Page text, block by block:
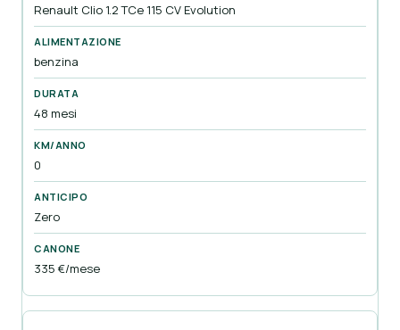
Renault Clio 1.2 TCe 115 CV Evolution
benzina
48 mesi
0
Zero
335 €/mese